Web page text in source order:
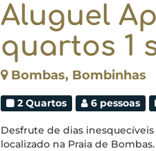
Aluguel
quartos 1
Bombas, Bombinhas
2 Quartos 6 pessoas
Desfrute de dias
localizado na Praia de